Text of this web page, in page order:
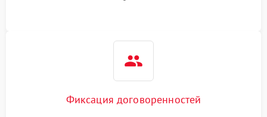
гарантийные условия
Фиксация договоренностей